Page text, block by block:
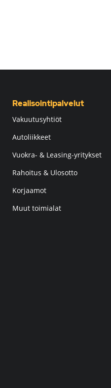
Realisointipalvelut
Vakuutusyhtiöt
Autoliikkeet
Vuokra- & Leasing-yritykset
Rahoitus & Ulosotto
Korjaamot
Muut toimialat